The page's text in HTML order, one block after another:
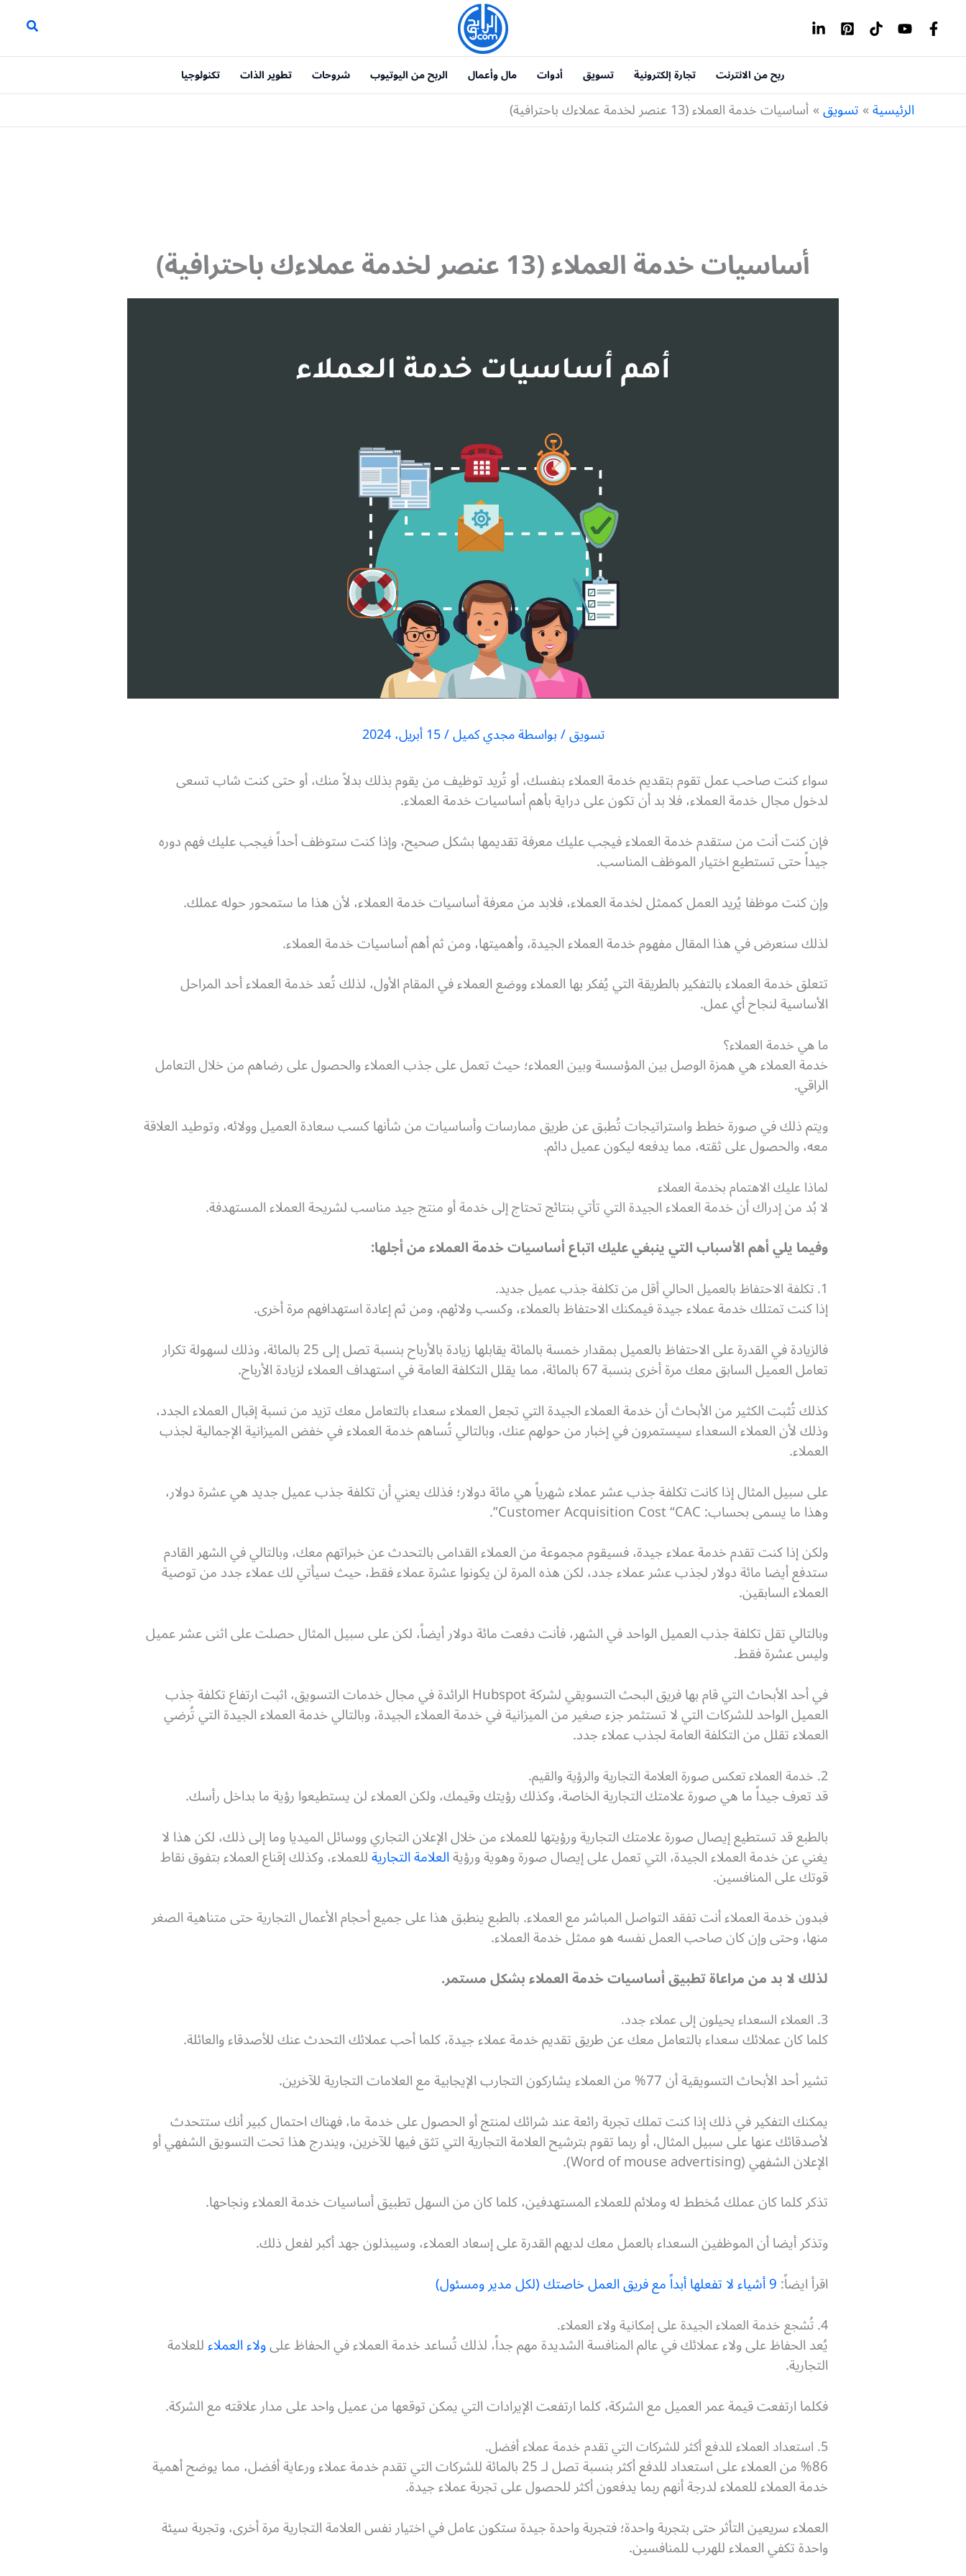
المحتوى
ربح من الانترنت تجارة إلكترونية تسويق أدوات مال وأعمال الربح من اليوتيوب شروحات تطوير الذات تكنولوجيا
الرئيسية تسويق أساسيات خدمة العملاء (13 عنصر لخدمة عملاءك باحترافية)
أساسيات خدمة العملاء (13 عنصر لخدمة عملاءك باحترافية)
تسويق/ بواسطةمجدي كميل/15 أبريل، 2024
سواء كنت صاحب عمل تقوم بتقديم خدمة العملاء بنفسك، أو تُريد توظيف من يقوم بذلك بدلاً منك، أو حتى كنت شاب تسعى
لدخول مجال خدمة العملاء، فلا بد أن تكون على دراية بأهم أساسيات خدمة العملاء.
فإن كنت أنت من ستقدم خدمة العملاء فيجب عليك معرفة تقديمها بشكل صحيح، وإذا كنت ستوظف أحداً فيجب عليك فهم دوره
جيداً حتى تستطيع اختيار الموظف المناسب.
وإن كنت موظفا يُريد العمل كممثل لخدمة العملاء، فلابد من معرفة أساسيات خدمة العملاء، لأن هذا ما ستمحور حوله عملك.
لذلك سنعرض في هذا المقال مفهوم خدمة العملاء الجيدة، وأهميتها، ومن ثم أهم أساسيات خدمة العملاء.
تتعلق خدمة العملاء بالتفكير بالطريقة التي يُفكر بها العملاء ووضع العملاء في المقام الأول، لذلك تُعد خدمة العملاء أحد المراحل
الأساسية لنجاح أي عمل.
ما هي خدمة العملاء؟
خدمة العملاء هي همزة الوصل بين المؤسسة وبين العملاء؛ حيث تعمل على جذب العملاء والحصول على رضاهم من خلال التعامل
الراقي.
ويتم ذلك في صورة خطط واستراتيجات تُطبق عن طريق ممارسات وأساسيات من شأنها كسب سعادة العميل وولائه، وتوطيد العلاقة
معه، والحصول على ثقته، مما يدفعه ليكون عميل دائم.
لماذا عليك الاهتمام بخدمة العملاء
لا بُد من إدراك أن خدمة العملاء الجيدة التي تأتي بنتائج تحتاج إلى خدمة أو منتج جيد مناسب لشريحة العملاء المستهدفة.
وفيما يلي أهم الأسباب التي ينبغي عليك اتباع أساسيات خدمة العملاء من أجلها:
1. تكلفة الاحتفاظ بالعميل الحالي أقل من تكلفة جذب عميل جديد.
إذا كنت تمتلك خدمة عملاء جيدة فيمكنك الاحتفاظ بالعملاء، وكسب ولائهم، ومن ثم إعادة استهدافهم مرة أخرى.
فالزيادة في القدرة على الاحتفاظ بالعميل بمقدار خمسة بالمائة يقابلها زيادة بالأرباح بنسبة تصل إلى 25 بالمائة، وذلك لسهولة تكرار
تعامل العميل السابق معك مرة أخرى بنسبة 67 بالمائة، مما يقلل التكلفة العامة في استهداف العملاء لزيادة الأرباح.
كذلك تُثبت الكثير من الأبحاث أن خدمة العملاء الجيدة التي تجعل العملاء سعداء بالتعامل معك تزيد من نسبة إقبال العملاء الجدد،
وذلك لأن العملاء السعداءسيستمرون في إخبار من حولهم عنك، وبالتالي تُساهم خدمة العملاء في خفض الميزانية الإجمالية لجذب
العملاء.
على سبيل المثال إذا كانت تكلفة جذب عشر عملاء شهرياً هي مائة دولار؛ فذلك يعني أن تكلفة جذب عميل جديد هي عشرة دولار،
وهذا ما يسمى بحساب:Customer Acquisition Cost “CAC”.
ولكن إذا كنت تقدم خدمة عملاء جيدة، فسيقوم مجموعة من العملاء القدامى بالتحدث عن خبراتهم معك، وبالتالي في الشهر القادم
ستدفع أيضا مائة دولار لجذب عشر عملاء جدد، لكن هذه المرة لن يكونوا عشرة عملاء فقط، حيث سيأتي لك عملاء جدد من توصية
العملاء السابقين.
وبالتالي تقل تكلفة جذب العميل الواحد في الشهر، فأنت دفعت مائة دولار أيضاً، لكن على سبيل المثال حصلت على اثنى عشر عميل
وليس عشرة فقط.
في أحد الأبحاث التي قام بها فريق البحث التسويقي لشركة Hubspot الرائدة في مجال خدمات التسويق، اثبت ارتفاع تكلفة جذب
العميل الواحد للشركات التي لا تستثمر جزء صغير من الميزانية في خدمة العملاء الجيدة، وبالتالي خدمة العملاء الجيدة التي تُرضي
العملاء تقلل من التكلفة العامة لجذب عملاء جدد.
2. خدمة العملاء تعكس صورة العلامة التجارية والرؤية والقيم.
قد تعرف جيداً ما هي صورة علامتك التجارية الخاصة، وكذلك رؤيتك وقيمك، ولكن العملاء لن يستطيعوا رؤية ما بداخل رأسك.
بالطبع قد تستطيع إيصال صورة علامتك التجارية ورؤيتها للعملاء من خلال الإعلان التجاري ووسائل الميديا وما إلى ذلك، لكن هذا لا
يغني عن خدمة العملاء الجيدة، التي تعمل على إيصال صورة وهوية ورؤيةالعلامة التجاريةللعملاء، وكذلك إقناع العملاء بتفوق نقاط
قوتك على المنافسين.
فبدون خدمة العملاء أنت تفقد التواصل المباشر مع العملاء. بالطبع ينطبق هذا على جميع أحجام الأعمال التجارية حتى متناهية الصغر
منها، وحتى وإن كان صاحب العمل نفسه هو ممثل خدمة العملاء.
لذلك لا بد من مراعاة تطبيق أساسيات خدمة العملاء بشكل مستمر.
3. العملاء السعداء يحيلون إلى عملاء جدد.
كلما كان عملائك سعداء بالتعامل معك عن طريق تقديم خدمة عملاء جيدة، كلما أحب عملائك التحدث عنك للأصدقاء والعائلة.
تشير أحد الأبحاث التسويقية أن 77% من العملاء يشاركون التجارب الإيجابية مع العلامات التجارية للآخرين.
يمكنك التفكير في ذلك إذا كنت تملك تجربة رائعة عند شرائك لمنتج أو الحصول على خدمة ما، فهناك احتمال كبير أنك ستتحدث
لأصدقائك عنها على سبيل المثال، أو ربما تقوم بترشيح العلامة التجارية التي تثق فيها للآخرين، ويندرج هذا تحت التسويق الشفهي أو
الإعلان الشفهي (Word of mouse advertising).
تذكر كلما كان عملك مُخطط له وملائم للعملاء المستهدفين، كلما كان من السهل تطبيق أساسيات خدمة العملاء ونجاحها.
وتذكر أيضا أن الموظفين السعداء بالعمل معك لديهم القدرة على إسعاد العملاء، وسيبذلون جهد أكبر لفعل ذلك.
اقرأ ايضاً:9 أشياء لا تفعلها أبداً مع فريق العمل خاصتك (لكل مدير ومسئول)
4. تُشجع خدمة العملاء الجيدة على إمكانية ولاء العملاء.
يُعد الحفاظ على ولاء عملائك في عالم المنافسة الشديدة مهم جداً، لذلك تُساعد خدمة العملاء في الحفاظ علىولاء العملاءللعلامة
التجارية.
فكلما ارتفعت قيمة عمر العميل مع الشركة، كلما ارتفعت الإيرادات التي يمكن توقعها من عميل واحد على مدار علاقته مع الشركة.
5. استعداد العملاء للدفع أكثر للشركات التي تقدم خدمة عملاء أفضل.
%86 من العملاء على استعداد للدفع أكثر بنسبة تصل لـ 25 بالمائة للشركات التي تقدم خدمة عملاء ورعاية أفضل، مما يوضح أهمية
خدمة العملاء للعملاء لدرجة أنهم ربما يدفعون أكثر للحصول على تجربة عملاء جيدة.
العملاء سريعين التأثر حتى بتجربة واحدة؛ فتجربة واحدة جيدة ستكون عامل في اختيار نفس العلامة التجارية مرة أخرى، وتجربة سيئة
واحدة تكفي العملاء للهرب للمنافسين.